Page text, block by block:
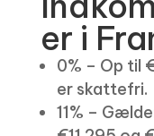
er i
0% – Op til
er skattefri.
11% –